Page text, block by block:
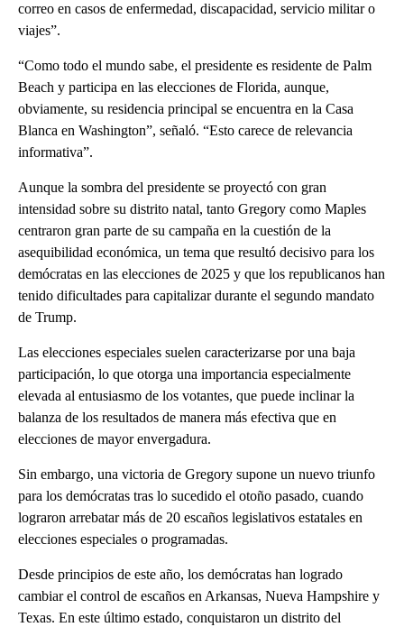
correo en casos de enfermedad, discapacidad, servicio militar o
viajes”.
“Como todo el mundo sabe, el presidente es residente de Palm
Beach y participa en las elecciones de Florida, aunque,
obviamente, su residencia principal se encuentra en la Casa
Blanca en Washington”, señaló. “Esto carece de relevancia
informativa”.
Aunque la sombra del presidente se proyectó con gran
intensidad sobre su distrito natal, tanto Gregory como Maples
centraron gran parte de su campaña en la cuestión de la
asequibilidad económica, un tema que resultó decisivo para los
demócratas en las elecciones de 2025 y que los republicanos han
tenido dificultades para capitalizar durante el segundo mandato
de Trump.
Las elecciones especiales suelen caracterizarse por una baja
participación, lo que otorga una importancia especialmente
elevada al entusiasmo de los votantes, que puede inclinar la
balanza de los resultados de manera más efectiva que en
elecciones de mayor envergadura.
Sin embargo, una victoria de Gregory supone un nuevo triunfo
para los demócratas tras lo sucedido el otoño pasado, cuando
lograron arrebatar más de 20 escaños legislativos estatales en
elecciones especiales o programadas.
Desde principios de este año, los demócratas han logrado
cambiar el control de escaños en Arkansas, Nueva Hampshire y
Texas. En este último estado, conquistaron un distrito del